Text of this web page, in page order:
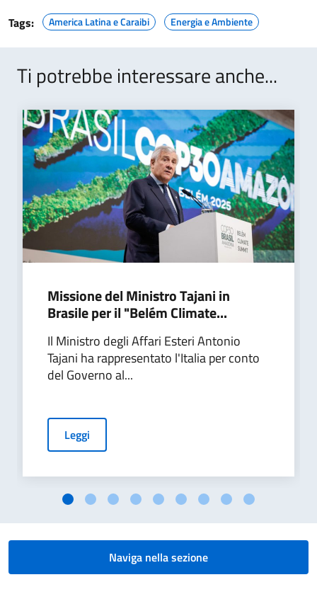
Tags:
America Latina e Caraibi Energia e Ambiente
Ti potrebbe interessare anche...
Missione del Ministro Tajani in
Brasile per il "Belém Climate...
Il Ministro degli Affari Esteri Antonio
Tajani ha rappresentato l'Italia per conto
del Governo al...
Leggi
Naviga nella sezione